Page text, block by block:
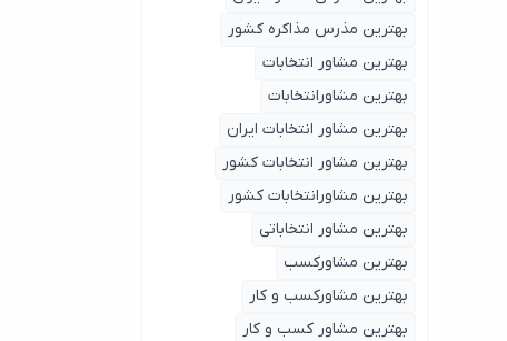
بهترین مذرس مذاکره کشور
بهترین مشاور انتخابات
بهترین مشاورانتخابات
بهترین مشاور انتخابات ایران
بهترین مشاور انتخابات کشور
بهترین مشاورانتخابات کشور
بهترین مشاور انتخاباتی
بهترین مشاورکسب
بهترین مشاورکسب و کار
بهترین مشاور کسب و کار